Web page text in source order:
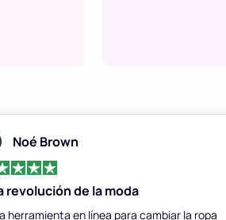
Noé Brown
revolución de la moda
herramienta en línea para cambiar la ropa